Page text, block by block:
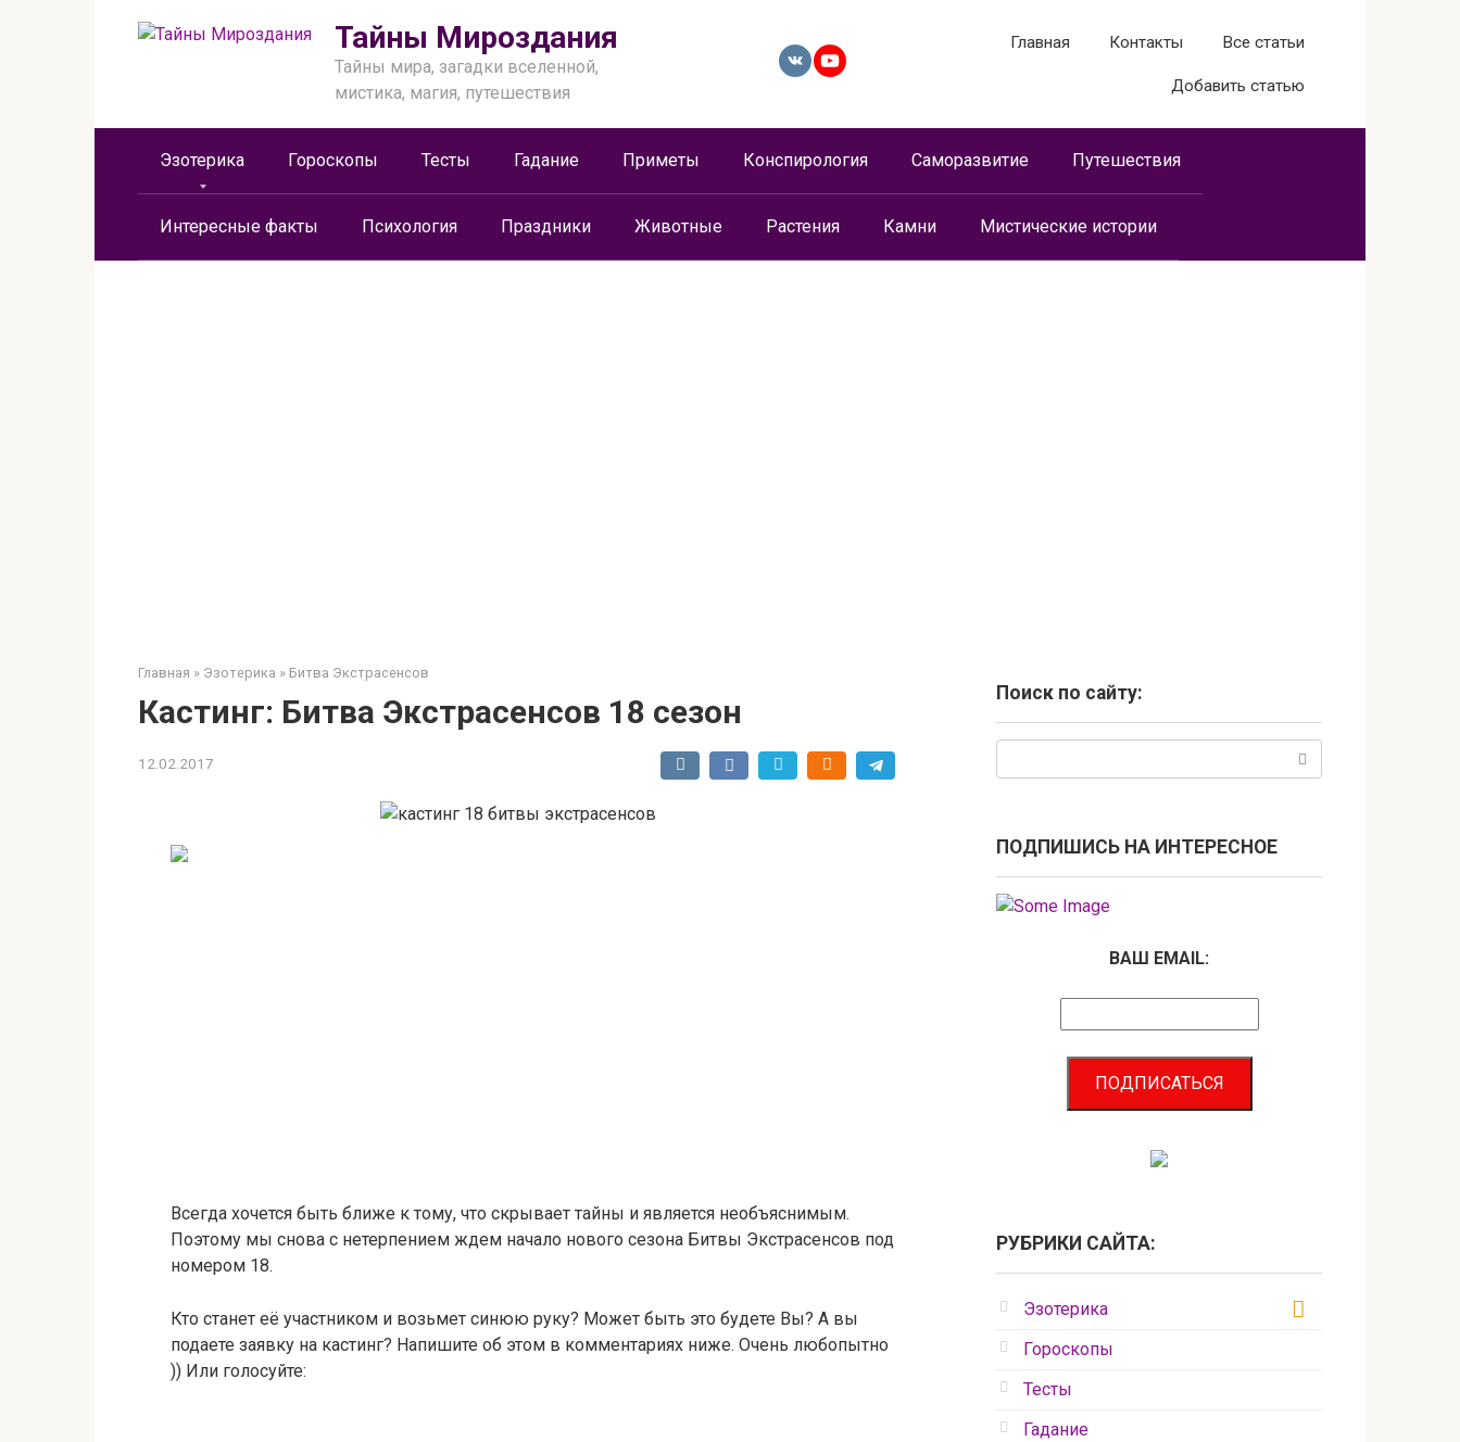
Тайны Мироздания
Тайны мира, загадки вселенной,
мистика, магия, путешествия
Главная Контакты Все статьи
Добавить статью
Эзотерика Гороскопы Тесты Гадание Приметы Конспирология Саморазвитие Путешествия
Интересные факты Психология Праздники Животные Растения Камни Мистические истории
Главная » Эзотерика » Битва Экстрасенсов
Кастинг: Битва Экстрасенсов 18 сезон
12.02.2017
Всегда хочется быть ближе к тому, что скрывает тайны и является необъяснимым.
Поэтому мы снова с нетерпением ждем начало нового сезона Битвы Экстрасенсов под
номером 18.
Кто станет её участником и возьмет синюю руку? Может быть это будете Вы? А вы
подаете заявку на кастинг? Напишите об этом в комментариях ниже. Очень любопытно
)) Или голосуйте:
Поиск по сайту:
ПОДПИШИСЬ НА ИНТЕРЕСНОЕ
ВАШ EMAIL:
РУБРИКИ САЙТА:
Эзотерика
Гороскопы
Тесты
Гадание